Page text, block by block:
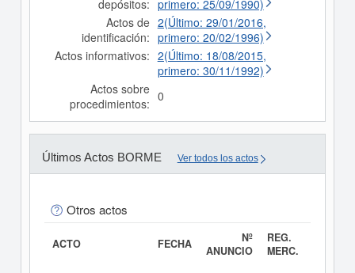
depósitos: primero: 25/09/1990)
Actos de
identificación:
2(Último: 29/01/2016,
primero: 20/02/1996)
Actos informativos: 2(Último: 18/08/2015,
primero: 30/11/1992)
Actos sobre
procedimientos: 0
Últimos Actos BORME Ver todos los actos
Otros actos
ACTO FECHA
Nº
ANUNCIO
REG.
MERC.